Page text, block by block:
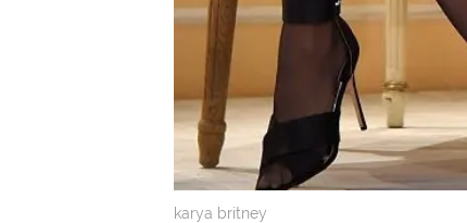
karya britney